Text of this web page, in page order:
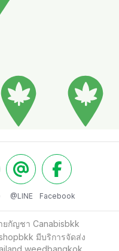
@LINE Facebook
กัญชา Canabisbkk
มีบริการจัดส่ง
weedbangkok